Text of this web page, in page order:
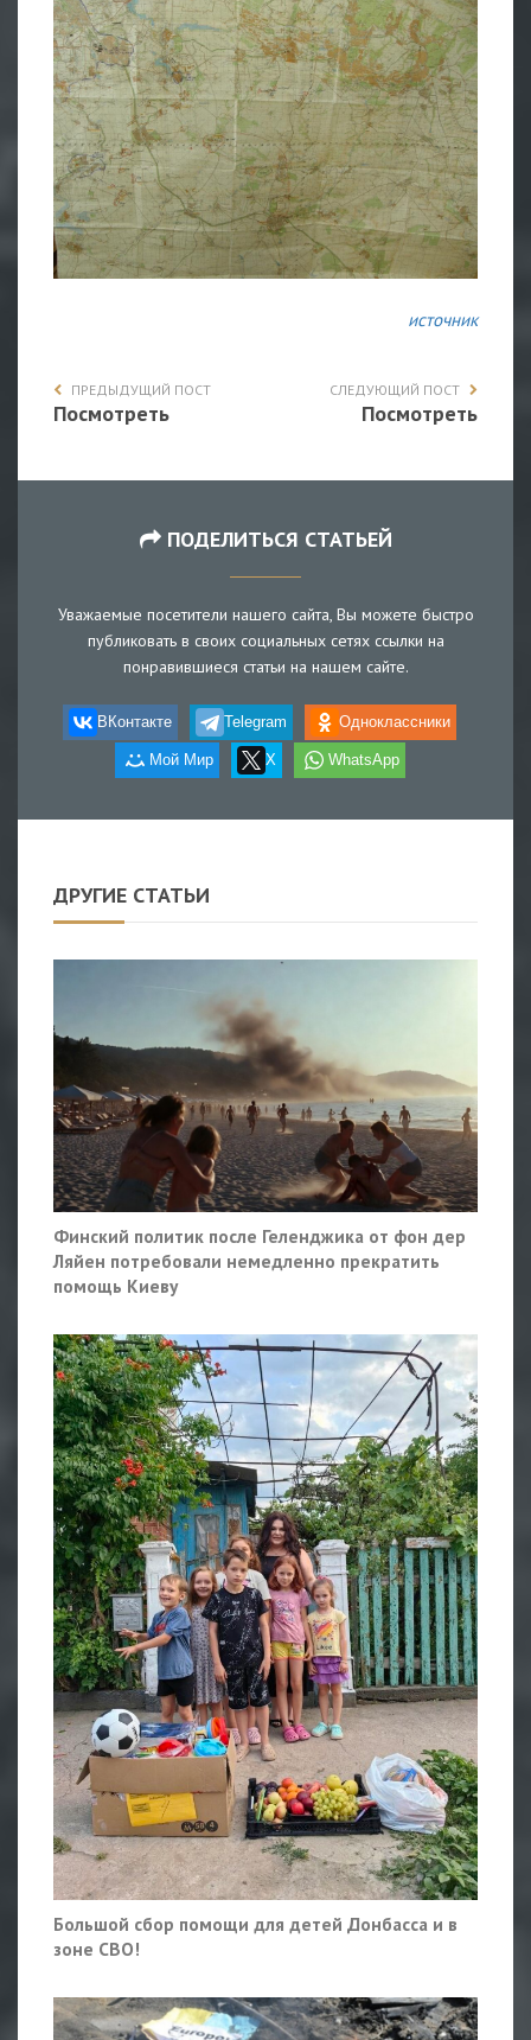
источник
ПРЕДЫДУЩИЙ ПОСТ
Посмотреть
СЛЕДУЮЩИЙ ПОСТ
Посмотреть
ПОДЕЛИТЬСЯ СТАТЬЕЙ
Уважаемые посетители нашего сайта, Вы можете быстро
публиковать в своих социальных сетях ссылки на
понравившиеся статьи на нашем сайте.
ВКонтакте Telegram Одноклассники
Мой Мир X WhatsApp
ДРУГИЕ СТАТЬИ
Финский политик после Геленджика от фон дер
Ляйен потребовали немедленно прекратить
помощь Киеву
Большой сбор помощи для детей Донбасса и в
зоне СВО!